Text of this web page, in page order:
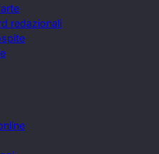
redazionali